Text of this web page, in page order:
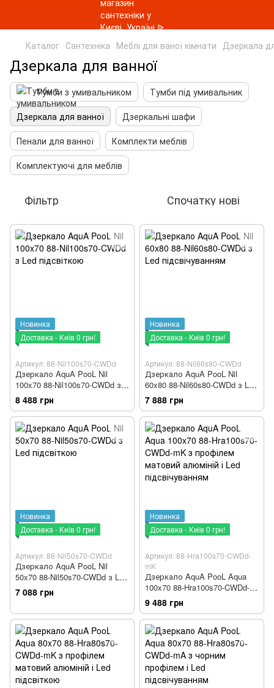
Каталог Сантехніка Меблі для ваної кімнати Дзеркала
Дзеркала для ванної
Тумби з умивальником
Тумби під умивальник
Дзеркала для ванної
Дзеркальні шафи
Пенали для ванної
Комплекти меблів
Комплектуючі для меблів
Фільтр Спочатку нові
Новинка
Доставка - Київ 0 грн!
Артикул: 88-Nil100s70-CWDd
Дзеркало AquA PooL Nil
100x70 88-Nil100s70-CWDd з
Led підсвіткою
8 488 грн
Новинка
Доставка - Київ 0 грн!
Артикул: 88-Nil60s80-CWDd
Дзеркало AquA PooL Nil
60x80 88-Nil60s80-CWDd з Led
підсвічуванням
7 888 грн
Новинка
Доставка - Київ 0 грн!
Артикул: 88-Nil50s70-CWDd
Дзеркало AquA PooL Nil
50x70 88-Nil50s70-CWDd з Led
підсвіткою
7 088 грн
Новинка
Доставка - Київ 0 грн!
Артикул: 88-Hra100s70-CWDd-
mK
Дзеркало AquA PooL Aqua
100x70 88-Hra100s70-CWDd-
mK з профілем матовий
алюміній і Led підсвічуванням
9 488 грн